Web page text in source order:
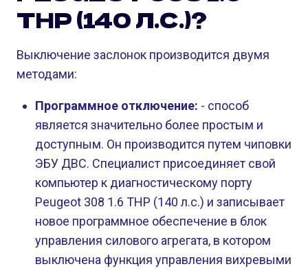
THP (140 Л.С.)?
Выключение заслонок производится двумя
методами:
Программное отключение: - способ
является значительно более простым и
доступным. Он производится путем чиповки
ЭБУ ДВС. Специалист присоединяет свой
компьютер к диагностическому порту
Peugeot 308 1.6 THP (140 л.с.) и записывает
новое программное обеспечение в блок
управления силового агрегата, в котором
выключена функция управления вихревыми